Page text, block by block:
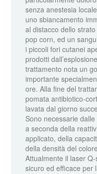
senza anestesia
uno sbiancamento
al distacco dello
pop corn, ed un
i piccoli fori cutanei
prodotti
trattamento nota un
importante
ore. Alla fine del
pomata antibiotico-
lavata dal giorno
Sono necessarie
a seconda della
applicato, della
della densità del
Attualmente il laser
sicuro ed efficace per